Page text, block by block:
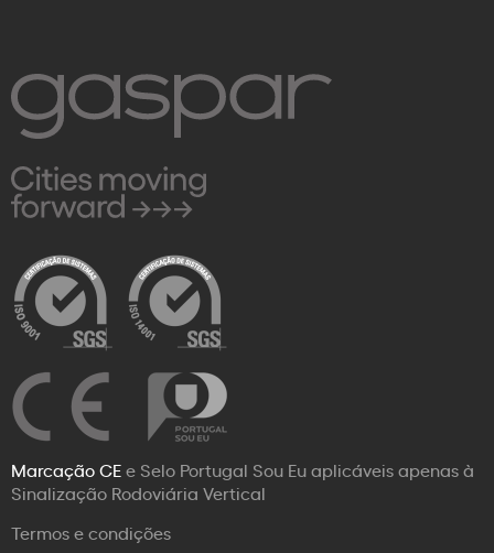
Marcação CEe Selo Portugal Sou Eu aplicáveis apenas à
Sinalização Rodoviária Vertical
Termos e condições